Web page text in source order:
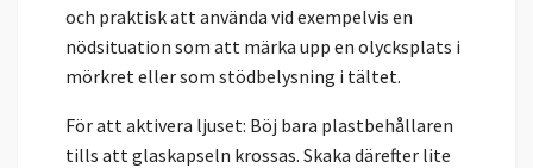
och praktisk att använda vid exempelvis en
nödsituation som att märka upp en olycksplats i
mörkret eller som stödbelysning i tältet.
För att aktivera ljuset: Böj bara plastbehållaren
tills att glaskapseln krossas. Skaka därefter lite